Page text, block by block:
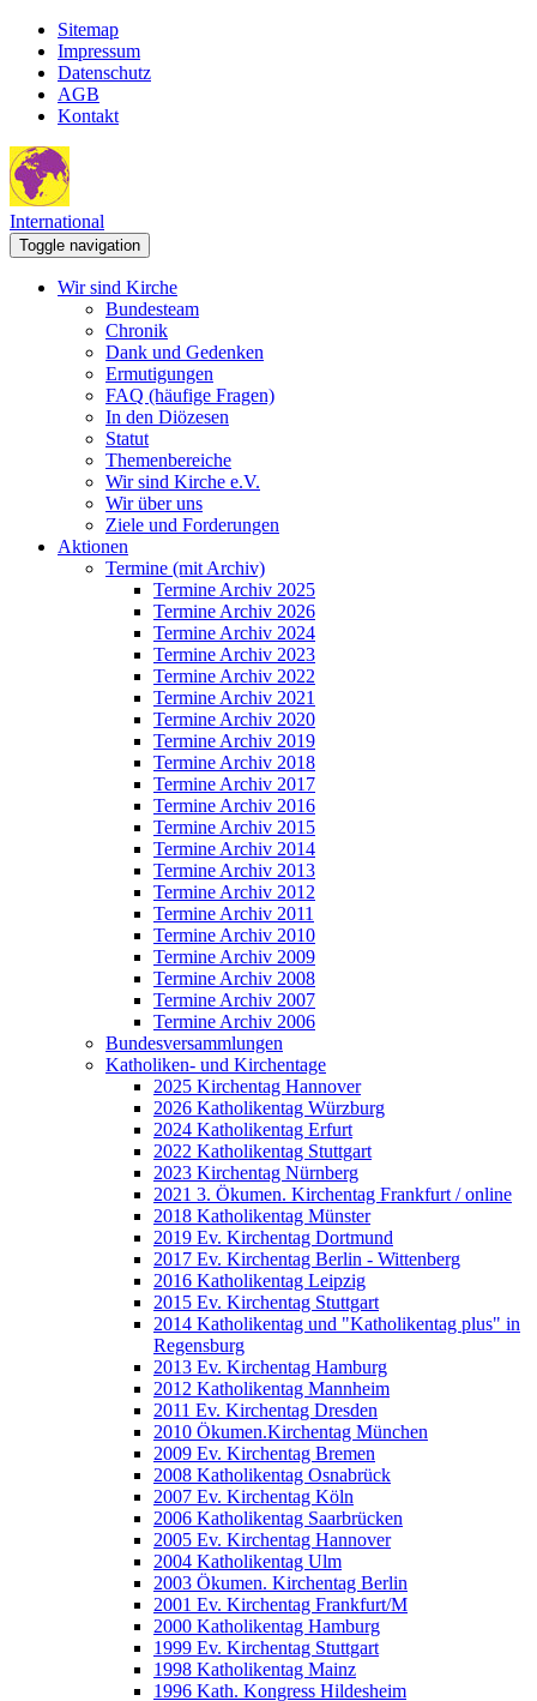
Sitemap
Impressum
Datenschutz
AGB
Kontakt
International
Toggle navigation
Wir sind Kirche
Bundesteam
Chronik
Dank und Gedenken
Ermutigungen
FAQ (häufige Fragen)
In den Diözesen
Statut
Themenbereiche
Wir sind Kirche e.V.
Wir über uns
Ziele und Forderungen
Aktionen
Termine (mit Archiv)
Termine Archiv 2025
Termine Archiv 2026
Termine Archiv 2024
Termine Archiv 2023
Termine Archiv 2022
Termine Archiv 2021
Termine Archiv 2020
Termine Archiv 2019
Termine Archiv 2018
Termine Archiv 2017
Termine Archiv 2016
Termine Archiv 2015
Termine Archiv 2014
Termine Archiv 2013
Termine Archiv 2012
Termine Archiv 2011
Termine Archiv 2010
Termine Archiv 2009
Termine Archiv 2008
Termine Archiv 2007
Termine Archiv 2006
Bundesversammlungen
Katholiken- und Kirchentage
2025 Kirchentag Hannover
2026 Katholikentag Würzburg
2024 Katholikentag Erfurt
2022 Katholikentag Stuttgart
2023 Kirchentag Nürnberg
2021 3. Ökumen. Kirchentag Frankfurt / online
2018 Katholikentag Münster
2019 Ev. Kirchentag Dortmund
2017 Ev. Kirchentag Berlin - Wittenberg
2016 Katholikentag Leipzig
2015 Ev. Kirchentag Stuttgart
2014 Katholikentag und "Katholikentag plus" in
Regensburg
2013 Ev. Kirchentag Hamburg
2012 Katholikentag Mannheim
2011 Ev. Kirchentag Dresden
2010 Ökumen.Kirchentag München
2009 Ev. Kirchentag Bremen
2008 Katholikentag Osnabrück
2007 Ev. Kirchentag Köln
2006 Katholikentag Saarbrücken
2005 Ev. Kirchentag Hannover
2004 Katholikentag Ulm
2003 Ökumen. Kirchentag Berlin
2001 Ev. Kirchentag Frankfurt/M
2000 Katholikentag Hamburg
1999 Ev. Kirchentag Stuttgart
1998 Katholikentag Mainz
1996 Kath. Kongress Hildesheim